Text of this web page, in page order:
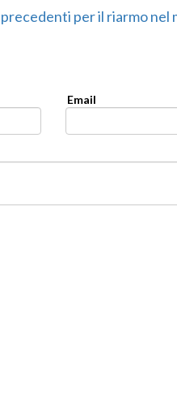
per il riarmo nel
Email